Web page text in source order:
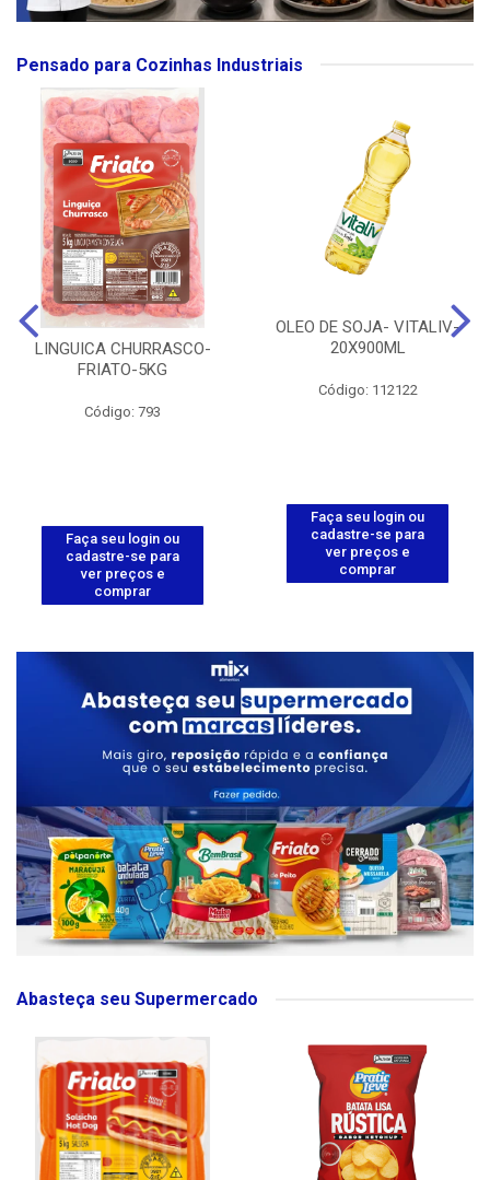
Pensado para Cozinhas Industriais
LINGUICA CHURRASCO-
FRIATO-5KG
Código: 793
Faça seu login ou
cadastre-se para
ver preços e
comprar
OLEO DE SOJA- VITALIV-
20X900ML
Código: 112122
Faça seu login ou
cadastre-se para
ver preços e
comprar
Abasteça seu Supermercado